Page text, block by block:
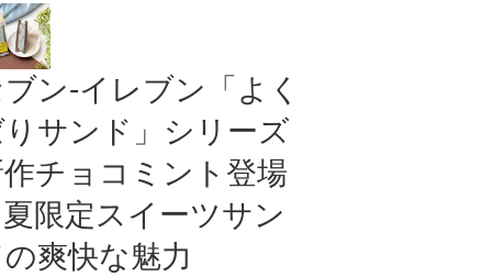
ン‐イレブン「よく
サンド」シリーズ
チョコミント登場
限定スイーツサン
爽快な魅力